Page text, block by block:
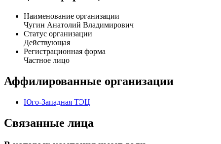
Наименование организации
Чугин Анатолий Владимирович
Статус организации
Действующая
Регистрационная форма
Частное лицо
Аффилированные организации
Юго-Западная ТЭЦ
Связанные лица